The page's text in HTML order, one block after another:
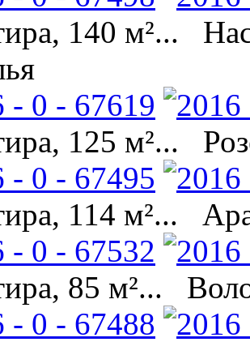
140 м²...
125 м²...
114 м²...
85 м²...